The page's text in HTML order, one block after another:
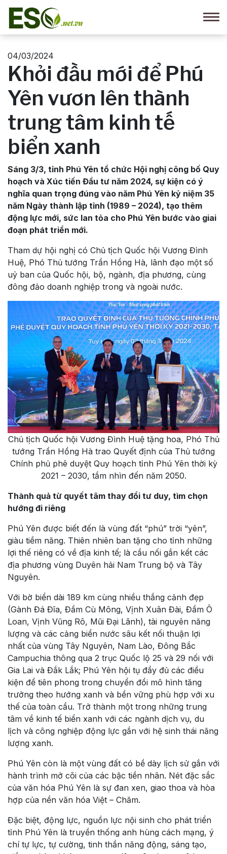
04/03/2024
Khởi đầu mới để Phú
Yên vươn lên thành
trung tâm kinh tế
biển xanh
Sáng 3/3, tỉnh Phú Yên tổ chức Hội nghị công bố Quy
hoạch và Xúc tiến Đầu tư năm 2024, sự kiện có ý
nghĩa quan trọng đúng vào năm Phú Yên kỷ niệm 35
năm Ngày thành lập tỉnh (1989 – 2024), tạo thêm
động lực mới, sức lan tỏa cho Phú Yên bước vào giai
đoạn phát triển mới.
Tham dự hội nghị có Chủ tịch Quốc hội Vương Đình
Huệ, Phó Thủ tướng Trần Hồng Hà, lãnh đạo một số
uỷ ban của Quốc hội, bộ, ngành, địa phương, cùng
đông đảo doanh nghiệp trong và ngoài nước.
Chủ tịch Quốc hội Vương Đình Huệ tặng hoa, Phó Thủ
tướng Trần Hồng Hà trao Quyết định của Thủ tướng
Chính phủ phê duyệt Quy hoạch tỉnh Phú Yên thời kỳ
2021 – 2030, tầm nhìn đến năm 2050.
Thành quả từ quyết tâm thay đổi tư duy, tìm chọn
hướng đi riêng
Phú Yên được biết đến là vùng đất “phú” trời “yên”,
giàu tiềm năng. Thiên nhiên ban tặng cho tỉnh những
lợi thế riêng có về địa kinh tế; là cầu nối gắn kết các
địa phương vùng Duyên hải Nam Trung bộ và Tây
Nguyên.
Với bờ biển dài 189 km cùng nhiều thắng cảnh đẹp
(Gành Đá Đĩa, Đầm Cù Mông, Vịnh Xuân Đài, Đầm Ô
Loan, Vịnh Vũng Rô, Mũi Đại Lãnh), tài nguyên năng
lượng và các cảng biển nước sâu kết nối thuận lợi
nhất của vùng Tây Nguyên, Nam Lào, Đông Bắc
Campuchia thông qua 2 trục Quốc lộ 25 và 29 nối với
Gia Lai và Đắk Lắk; Phú Yên hội tụ đầy đủ các điều
kiện để tiên phong trong chuyển đổi mô hình tăng
trưởng theo hướng xanh và bền vững phù hợp với xu
thế của toàn cầu. Trở thành một trong những trung
tâm về kinh tế biển xanh với các ngành dịch vụ, du
lịch và công nghiệp động lực gắn với hệ sinh thái năng
lượng xanh.
Phú Yên còn là một vùng đất có bề dày lịch sử gắn với
hành trình mở cõi của các bậc tiền nhân. Nét đặc sắc
của văn hóa Phú Yên là sự đan xen, giao thoa và hòa
hợp của nền văn hóa Việt – Chăm.
Đặc biệt, động lực, nguồn lực nội sinh cho phát triển
tỉnh Phú Yên là truyền thống anh hùng cách mạng, ý
chí tự lực, tự cường, tinh thần năng động, sáng tạo,